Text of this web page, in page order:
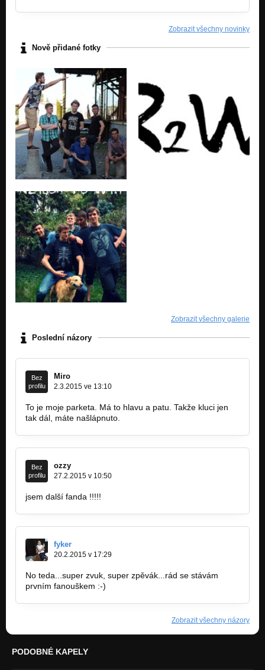
Zobrazit všechny novinky
Nově přidané fotky
Zobrazit všechny galerie
Poslední názory
Bez
profilu
Miro
2.3.2015 ve 13:10
To je moje parketa. Má to hlavu a patu. Takže kluci jen
tak dál, máte našlápnuto.
Bez
profilu
ozzy
27.2.2015 v 10:50
jsem další fanda !!!!!
fyker
20.2.2015 v 17:29
No teda...super zvuk, super zpěvák...rád se stávám
prvním fanouškem :-)
Zobrazit všechny názory
PODOBNÉ KAPELY